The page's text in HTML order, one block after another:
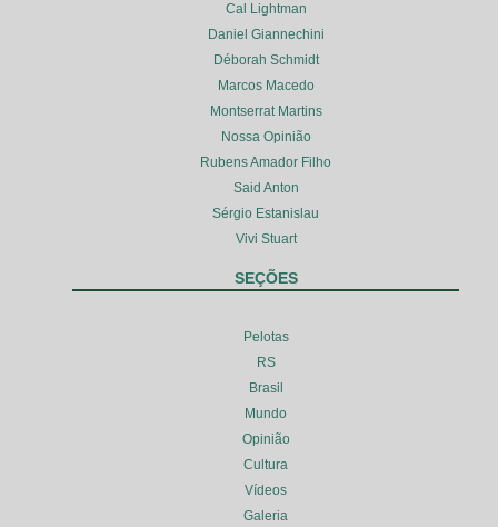
Cal Lightman
Daniel Giannechini
Déborah Schmidt
Marcos Macedo
Montserrat Martins
Nossa Opinião
Rubens Amador Filho
Said Anton
Sérgio Estanislau
Vivi Stuart
SEÇÕES
Pelotas
RS
Brasil
Mundo
Opinião
Cultura
Vídeos
Galeria